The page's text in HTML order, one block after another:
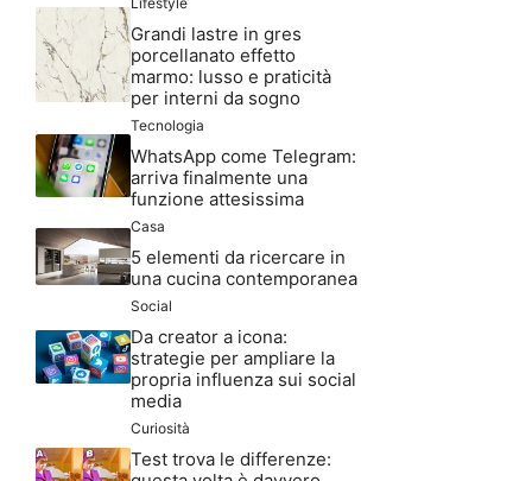
Grandi lastre in gres
porcellanato effetto
marmo: lusso e praticità
per interni da sogno
Tecnologia
WhatsApp come Telegram:
arriva finalmente una
funzione attesissima
Casa
5 elementi da ricercare in
una cucina contemporanea
Social
Da creator a icona:
strategie per ampliare la
propria influenza sui social
media
Curiosità
Test trova le differenze: